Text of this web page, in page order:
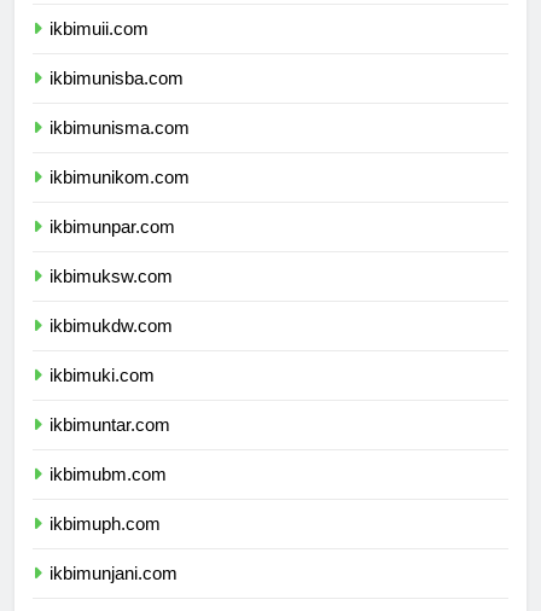
ikbimuii.com
ikbimunisba.com
ikbimunisma.com
ikbimunikom.com
ikbimunpar.com
ikbimuksw.com
ikbimukdw.com
ikbimuki.com
ikbimuntar.com
ikbimubm.com
ikbimuph.com
ikbimunjani.com